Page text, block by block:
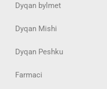
Dyqan bylmet
Dyqan Mishi
Dyqan Peshku
Farmaci